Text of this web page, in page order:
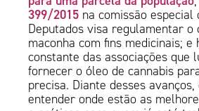
399/2015 na comissão especial
Deputados visa regulamentar o
maconha com fins medicinais; e
constante das associações que
fornecer o óleo de cannabis
precisa. Diante desses
entender onde estão as